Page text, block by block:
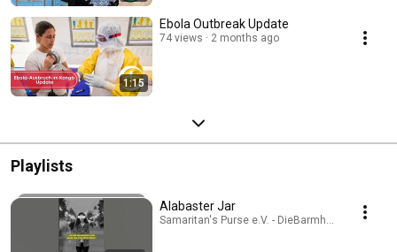
1:15
Ebola Outbreak Update
74 views 2 months ago
Playlists
Alabaster Jar
Samaritan's Purse e.V. -